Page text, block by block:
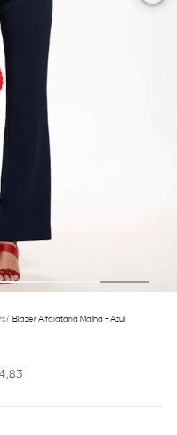
/ Blazer Alfaiataria Malha - Azul